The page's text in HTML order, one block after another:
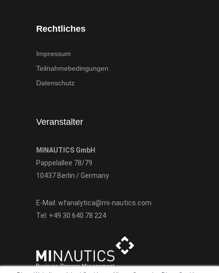
Rechtliches
Impressum
Teilnahmebedingungen
Datenschutz
Veranstalter
MINAUTICS GmbH
Pappelallee 78/79
10437 Berlin / Germany
E-Mail: wfanalytica@mi-nautics.com
Tel: +49 30 640 78 224